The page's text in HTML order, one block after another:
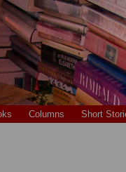
Columns Short